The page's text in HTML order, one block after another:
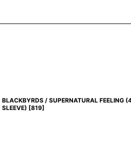
BLACKBYRDS / SUPERNATURAL FEELING
SLEEVE) [819]